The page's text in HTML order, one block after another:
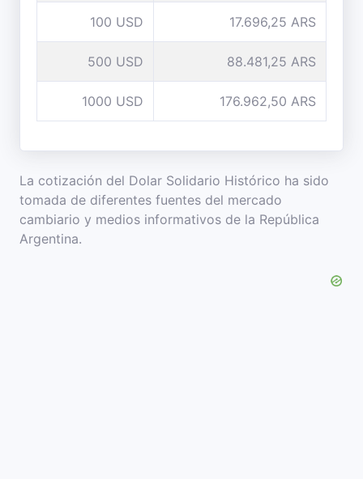
100 USD 17.696,25 ARS
500 USD 88.481,25 ARS
1000 USD 176.962,50 ARS
La cotización del Dolar Solidario Histórico ha sido
tomada de diferentes fuentes del mercado
cambiario y medios informativos de la República
Argentina.